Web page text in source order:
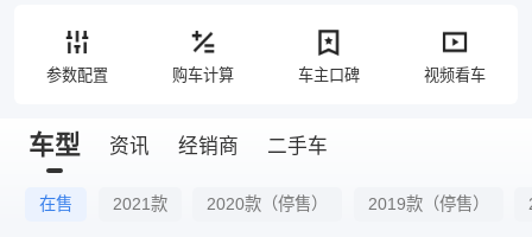
参数配置 购车计算 车主口碑 视频看车
车型 资讯 经销商 二手车
在售 2021款 2020款（停售） 2019款（停售）